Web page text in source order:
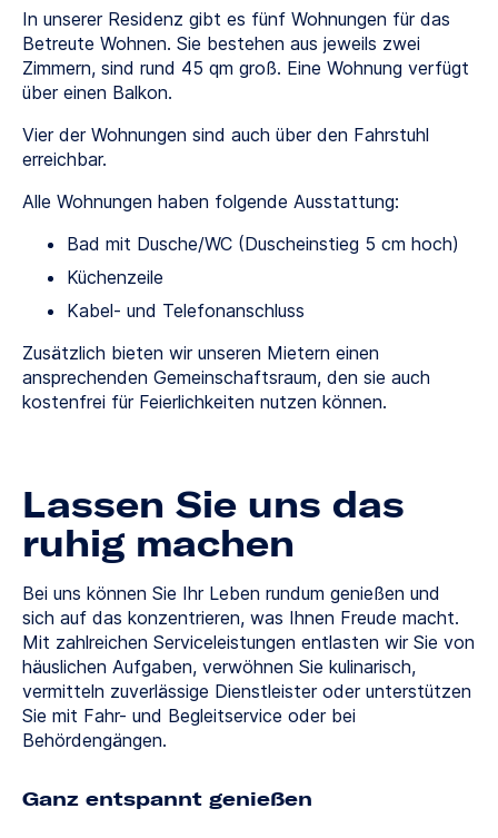
In unserer Residenz gibt es fünf Wohnungen für das
Betreute Wohnen. Sie bestehen aus jeweils zwei
Zimmern, sind rund 45 qm groß. Eine Wohnung verfügt
über einen Balkon.
Vier der Wohnungen sind auch über den Fahrstuhl
erreichbar.
Alle Wohnungen haben folgende Ausstattung:
Bad mit Dusche/WC (Duscheinstieg 5 cm hoch)
Küchenzeile
Kabel- und Telefonanschluss
Zusätzlich bieten wir unseren Mietern einen
ansprechenden Gemeinschaftsraum, den sie auch
kostenfrei für Feierlichkeiten nutzen können.
Lassen Sie uns das
ruhig machen
Bei uns können Sie Ihr Leben rundum genießen und
sich auf das konzentrieren, was Ihnen Freude macht.
Mit zahlreichen Serviceleistungen entlasten wir Sie von
häuslichen Aufgaben, verwöhnen Sie kulinarisch,
vermitteln zuverlässige Dienstleister oder unterstützen
Sie mit Fahr- und Begleitservice oder bei
Behördengängen.
Ganz entspannt genießen